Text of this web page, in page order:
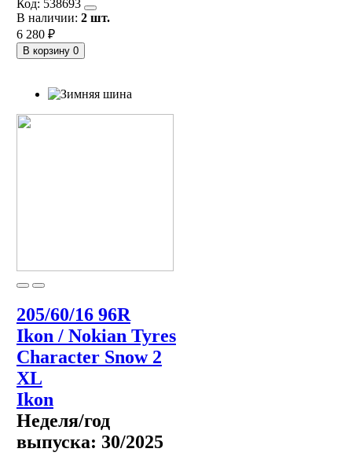
Код: 538693
В наличии: 2 шт.
6 280 ₽
В корзину 0
205/60/16 96R
Ikon / Nokian Tyres
Character Snow 2
XL
Ikon
Неделя/год
выпуска: 30/2025